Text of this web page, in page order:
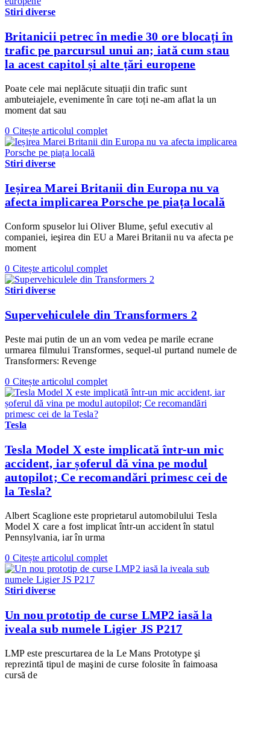
Stiri diverse
Britanicii petrec în medie 30 ore blocați în
trafic pe parcursul unui an; iată cum stau
la acest capitol și alte țări europene
Poate cele mai neplăcute situații din trafic sunt
ambuteiajele, evenimente în care toți ne-am aflat la un
moment dat sau
0 Citește articolul complet
Stiri diverse
Ieșirea Marei Britanii din Europa nu va
afecta implicarea Porsche pe piața locală
Conform spuselor lui Oliver Blume, şeful executiv al
companiei, ieşirea din EU a Marei Britanii nu va afecta pe
moment
0 Citește articolul complet
Stiri diverse
Supervehiculele din Transformers 2
Peste mai putin de un an vom vedea pe marile ecrane
urmarea filmului Transformes, sequel-ul purtand numele de
Transformers: Revenge
0 Citește articolul complet
Tesla
Tesla Model X este implicată într-un mic
accident, iar șoferul dă vina pe modul
autopilot; Ce recomandări primesc cei de
la Tesla?
Albert Scaglione este proprietarul automobilului Tesla
Model X care a fost implicat într-un accident în statul
Pennsylvania, iar în urma
0 Citește articolul complet
Stiri diverse
Un nou prototip de curse LMP2 iasă la
iveala sub numele Ligier JS P217
LMP este prescurtarea de la Le Mans Prototype şi
reprezintă tipul de maşini de curse folosite în faimoasa
cursă de